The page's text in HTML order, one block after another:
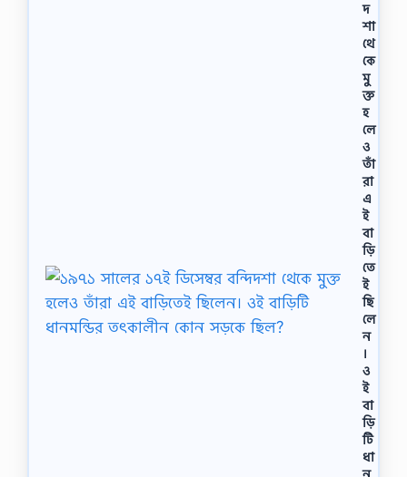
দ
শা
থে
কে
মু
ক্ত
হ
লে
ও
তাঁ
রা
এ
ই
বা
ড়ি
তে
ই
ছি
লে
ন
।
ও
ই
বা
ড়ি
টি
ধা